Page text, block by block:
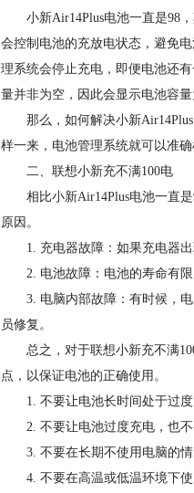
小新Air14Plus电池一直是98，
会控制电池的充放电状态，避免
理系统会停止充电，即便电池还
量并非为空，因此会显示电池容量
那么，如何解决小新Air14Plus
样一来，电池管理系统就可以准
二、联想小新充不满100电
相比小新Air14Plus电池一直是
原因。
1. 充电器故障：如果充电器出
2. 电池故障：电池的寿命有限
3. 电脑内部故障：有时候，电
员修复。
总之，对于联想小新充不满100
点，以保证电池的正确使用。
1. 不要让电池长时间处于过度
2. 不要让电池过度充电，也不
3. 不要在长期不使用电脑的情
4. 不要在高温或低温环境下使